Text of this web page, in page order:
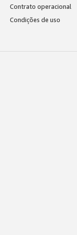
Contrato operacional
Condições de uso